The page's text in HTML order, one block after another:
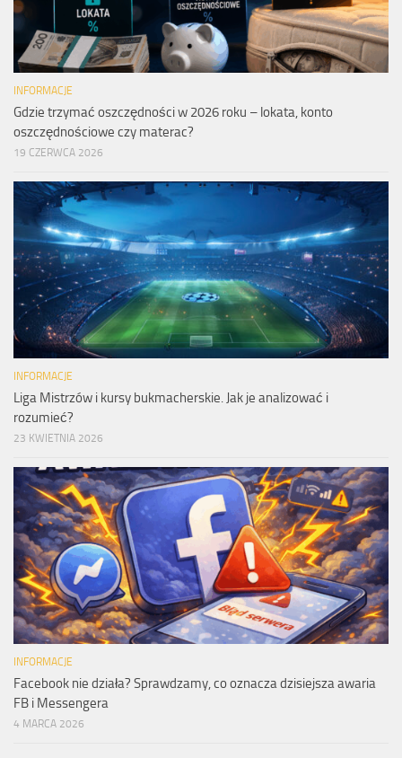
INFORMACJE
Gdzie trzymać oszczędności w 2026 roku – lokata, konto
oszczędnościowe czy materac?
19 CZERWCA 2026
INFORMACJE
Liga Mistrzów i kursy bukmacherskie. Jak je analizować i
rozumieć?
23 KWIETNIA 2026
INFORMACJE
Facebook nie działa? Sprawdzamy, co oznacza dzisiejsza awaria
FB i Messengera
4 MARCA 2026